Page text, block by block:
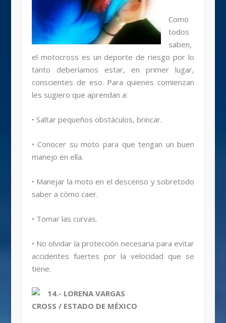
Como
todos
saben,
el motocross es un deporte de riesgo por lo
tanto deberíamos estar, en primer lugar,
conscientes de eso. Para quienes comienzan
les sugiero que aprendan a:
• Saltar pequeños obstáculos, brincar.
• Conocer su moto para que tengan un buen
manejo en ella.
• Manejar la moto en el descenso y sobretodo
saber a cómo caer.
• Tomar las curvas.
• No olvidar la protección necesaria para evitar
accidentes fuertes por la velocidad que se
tiene.
14.- LORENA VARGAS
CROSS / ESTADO DE MÉXICO